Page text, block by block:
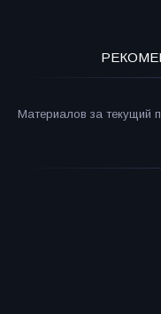
Материалов за текущий